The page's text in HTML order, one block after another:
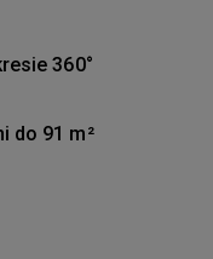
360°
do 91 m²